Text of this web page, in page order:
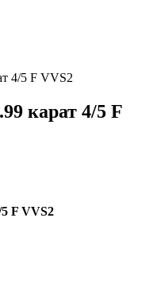
4/5 F VVS2
карат 4/5 F
F VVS2